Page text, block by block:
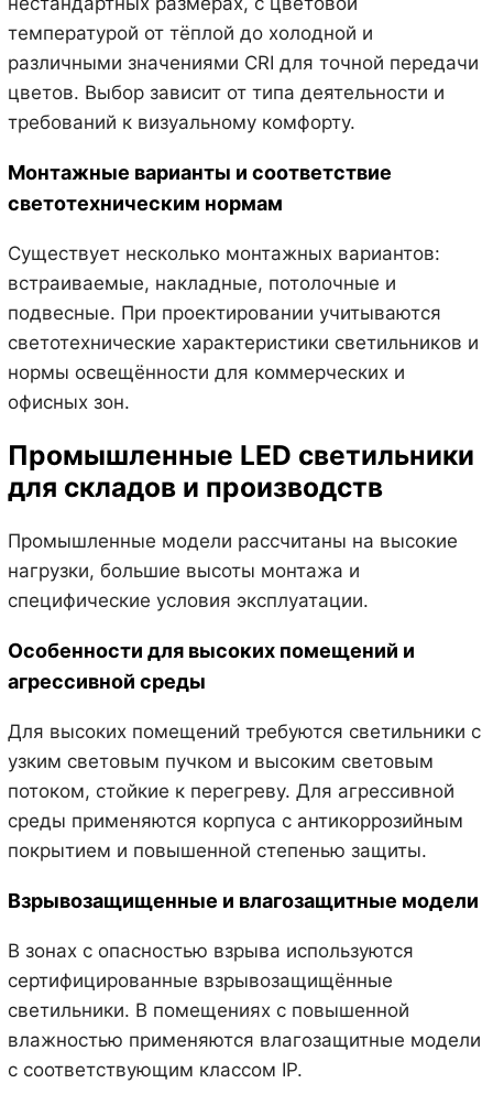
температурой от тёплой до холодной и
различными значениями CRI для точной передачи
цветов. Выбор зависит от типа деятельности и
требований к визуальному комфорту.
Монтажные варианты и соответствие
светотехническим нормам
Существует несколько монтажных вариантов:
встраиваемые, накладные, потолочные и
подвесные. При проектировании учитываются
светотехнические характеристики светильников и
нормы освещённости для коммерческих и
офисных зон.
Промышленные LED светильники
для складов и производств
Промышленные модели рассчитаны на высокие
нагрузки, большие высоты монтажа и
специфические условия эксплуатации.
Особенности для высоких помещений и
агрессивной среды
Для высоких помещений требуются светильники с
узким световым пучком и высоким световым
потоком, стойкие к перегреву. Для агрессивной
среды применяются корпуса с антикоррозийным
покрытием и повышенной степенью защиты.
Взрывозащищенные и влагозащитные модели
В зонах с опасностью взрыва используются
сертифицированные взрывозащищённые
светильники. В помещениях с повышенной
влажностью применяются влагозащитные модели
с соответствующим классом IP.